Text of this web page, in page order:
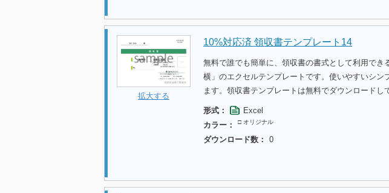
拡大する
10%対応済 領収書テンプレート14
無料で誰でも簡単に、領収書の書式として利用でき
横」のエクセルテンプレートです。使いやすいシン
ます。領収書テンプレートは無料でダウンロードし
形式：
Excel
カラー：
□ オリジナル
ダウンロード数： 0